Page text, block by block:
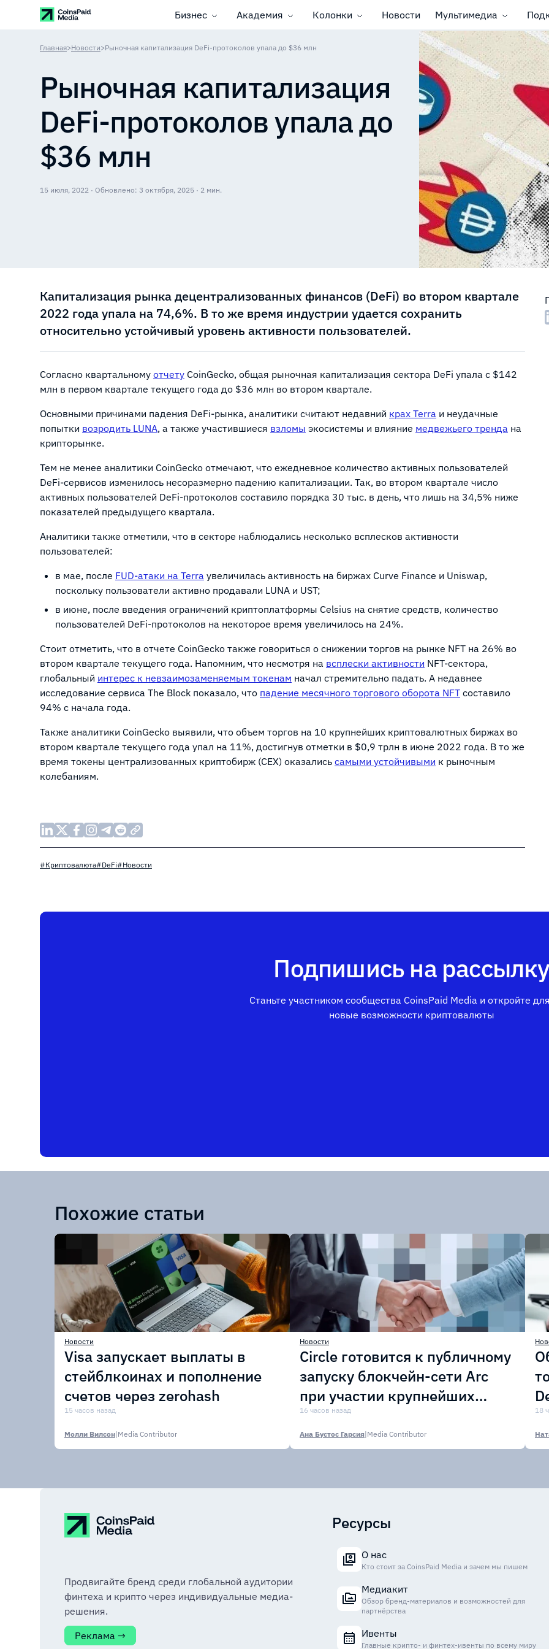
Бизнес Академия Колонки Новости Мультимедиа
Главная>Новости>Рыночная капитализация DeFi-протоколов упала до $36 млн
Рыночная капитализация
DeFi-протоколов упала до
$36 млн
15 июля, 2022 · Обновлено: 3 октября, 2025 · 2 мин.
Капитализация рынка децентрализованных финансов (DeFi) во втором квартале
2022 года упала на 74,6%. В то же время индустрии удается сохранить
относительно устойчивый уровень активности пользователей.
Согласно квартальному отчету CoinGecko, общая рыночная капитализация сектора DeFi упала с $142
млн в первом квартале текущего года до $36 млн во втором квартале.
Основными причинами падения DeFi-рынка, аналитики считают недавний крах Terra и неудачные
попытки возродить LUNA, а также участившиеся взломы экосистемы и влияние медвежьего тренда на
крипторынке.
Тем не менее аналитики CoinGecko отмечают, что ежедневное количество активных пользователей
DeFi-сервисов изменилось несоразмерно падению капитализации. Так, во втором квартале число
активных пользователей DeFi-протоколов составило порядка 30 тыс. в день, что лишь на 34,5% ниже
показателей предыдущего квартала.
Аналитики также отметили, что в секторе наблюдались несколько всплесков активности
пользователей:
в мае, после FUD-атаки на Terra увеличилась активность на биржах Curve Finance и Uniswap,
поскольку пользователи активно продавали LUNA и UST;
в июне, после введения ограничений криптоплатформы Celsius на снятие средств, количество
пользователей DeFi-протоколов на некоторое время увеличилось на 24%.
Стоит отметить, что в отчете CoinGecko также говориться о снижении торгов на рынке NFT на 26% во
втором квартале текущего года. Напомним, что несмотря на всплески активности NFT-сектора,
глобальный интерес к невзаимозаменяемым токенам начал стремительно падать. А недавнее
исследование сервиса The Block показало, что падение месячного торгового оборота NFT составило
94% с начала года.
Также аналитики CoinGecko выявили, что объем торгов на 10 крупнейших криптовалютных биржах во
втором квартале текущего года упал на 11%, достигнув отметки в $0,9 трлн в июне 2022 года. В то же
время токены централизованных криптобирж (CEX) оказались самыми устойчивыми к рыночным
колебаниям.
#Криптовалюта#DeFi#Новости
Подпишись на рассылку
Станьте участником сообщества CoinsPaid Media и откройте
новые возможности криптовалюты
Похожие статьи
Новости
Visa запускает выплаты в
стейблкоинах и пополнение
счетов через zerohash
15 часов назад
Молли Вилсон|Media Contributor
Новости
Circle готовится к публичному
запуску блокчейн-сети Arc
при участии крупнейших
финансовых организаций
16 часов назад
Ана Бустос Гарсия|Media Contributor
18
Продвигайте бренд среди глобальной аудитории
финтеха и крипто через индивидуальные медиа-
решения.
Реклама →
Ресурсы
О нас
Кто стоит за CoinsPaid Media и зачем мы пишем
Медиакит
Обзор бренд-материалов и возможностей для
партнёрства
Ивенты
Главные крипто- и финтех-ивенты по всему миру